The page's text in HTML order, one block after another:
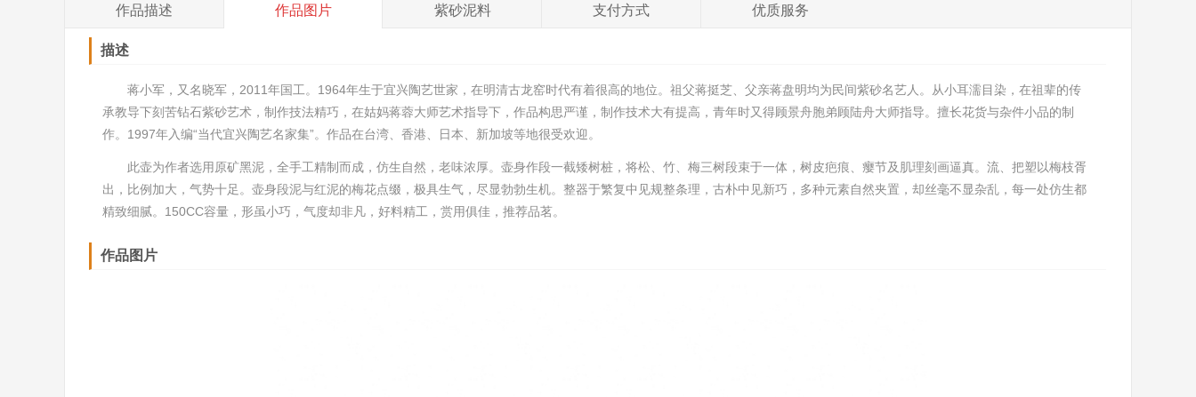
作品描述 作品图片 紫砂泥料 支付方式 优质服务
描述
蒋小军，又名晓军，2011年国工。1964年生于宜兴陶艺世家，在明清古龙窑时代有着很高的地位。祖父蒋挺芝、父亲蒋盘明均为民间紫砂名艺人。从小耳濡目染，在祖辈的传
承教导下刻苦钻石紫砂艺术，制作技法精巧，在姑妈蒋蓉大师艺术指导下，作品构思严谨，制作技术大有提高，青年时又得顾景舟胞弟顾陆舟大师指导。擅长花货与杂件小品的制
作。1997年入编“当代宜兴陶艺名家集”。作品在台湾、香港、日本、新加坡等地很受欢迎。
此壶为作者选用原矿黑泥，全手工精制而成，仿生自然，老味浓厚。壶身作段一截矮树桩，将松、竹、梅三树段束于一体，树皮疤痕、瘿节及肌理刻画逼真。流、把塑以梅枝胥
出，比例加大，气势十足。壶身段泥与红泥的梅花点缀，极具生气，尽显勃勃生机。整器于繁复中见规整条理，古朴中见新巧，多种元素自然夹置，却丝毫不显杂乱，每一处仿生都
精致细腻。150CC容量，形虽小巧，气度却非凡，好料精工，赏用俱佳，推荐品茗。
作品图片